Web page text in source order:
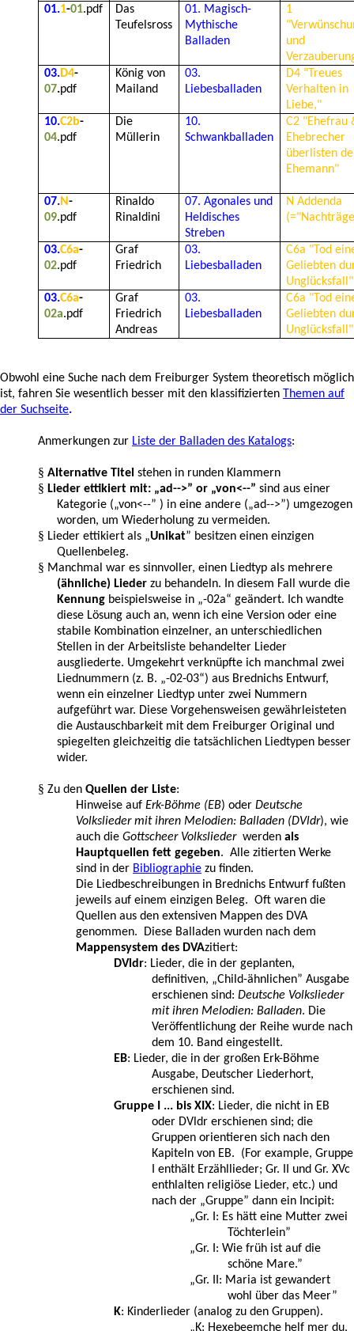
01.1-01.pdf
Das
Teufelsross
01. Magisch-
Mythische
Balladen
1
und
03.D4-
07.pdf
König von
Mailand
03.
Liebesballaden
D4 "Treues
Verhalten in
Liebe,"
10.C2b-
04.pdf
Die
Müllerin
10.
Schwankballaden
C2 "Ehefrau
Ehebrecher
überlisten
Ehemann"
07.N-
09.pdf
Rinaldo
Rinaldini
07.Agonales und
Heldisches
Streben
N Addenda
03.C6a-
02.pdf
Graf
Friedrich
03.
Liebesballaden
C6a "Tod
Geliebten
Unglücksfall"
03.C6a-
02a.pdf
Graf
Friedrich
Andreas
03.
Liebesballaden
C6a "Tod
Geliebten
Unglücksfall"
Obwohl eine Suche nach dem Freiburger System theoretisch möglich
ist, fahren Sie wesentlich besser mit den klassifizierten Themen auf
der Suchseite.
Anmerkungen zur Liste der Balladen des Katalogs:
§ Alternative Titel stehen in runden Klammern
§ Lieder ettikiert mit: „ad-->” or „von<--” sind aus einer
Kategorie („von<--” ) in eine andere („ad-->”) umgezogen
worden, um Wiederholung zu vermeiden.
§ Lieder ettikiert als „Unikat” besitzen einen einzigen
Quellenbeleg.
§ Manchmal war es sinnvoller, einen Liedtyp als mehrere
(ähnliche) Lieder zu behandeln. In diesem Fall wurde die
Kennung beispielsweise in „-02a“ geändert. Ich wandte
diese Lösung auch an, wenn ich eine Version oder eine
stabile Kombination einzelner, an unterschiedlichen
Stellen in der Arbeitsliste behandelter Lieder
ausgliederte. Umgekehrt verknüpfte ich manchmal zwei
Liednummern (z. B. „-02-03“) aus Brednichs Entwurf,
wenn ein einzelner Liedtyp unter zwei Nummern
aufgeführt war. Diese Vorgehensweisen gewährleisteten
die Austauschbarkeit mit dem Freiburger Original und
spiegelten gleichzeitig die tatsächlichen Liedtypen besser
wider.
§ Zu den Quellen der Liste:
Hinweise auf Erk-Böhme (EB) oder Deutsche
Volkslieder mit ihren Melodien: Balladen (DVldr), wie
auch die Gottscheer Volksliederwerden als
Hauptquellen fett gegeben. Alle zitierten Werke
sind in der Bibliographie zu finden.
Die Liedbeschreibungen in Brednichs Entwurf fußten
jeweils auf einem einzigen Beleg. Oft waren die
Quellen aus den extensiven Mappen des DVA
genommen. Diese Balladen wurden nach dem
Mappensystem des DVAzitiert:
DVldr: Lieder, die in der geplanten,
definitiven, „Child-ähnlichen” Ausgabe
erschienen sind: Deutsche Volkslieder
mit ihren Melodien: Balladen. Die
Veröffentlichung der Reihe wurde nach
dem 10. Band eingestellt.
EB: Lieder, die in der großen Erk-Böhme
Ausgabe, Deutscher Liederhort,
erschienen sind.
Gruppe I ... bis XIX: Lieder, die nicht in EB
oder DVldr erschienen sind; die
Gruppen orientieren sich nach den
Kapiteln von EB. (For example, Gruppe
I enthält Erzähllieder; Gr. II und Gr. XVc
enthlalten religiöse Lieder, etc.) und
nach der „Gruppe” dann ein Incipit:
„Gr. I: Es hätt eine Mutter zwei
Töchterlein”
„Gr. I: Wie früh ist auf die
schöne Mare.”
„Gr. II: Maria ist gewandert
wohl über das Meer”
K: Kinderlieder (analog zu den Gruppen).
„K: Hexebeemche helf mer du,